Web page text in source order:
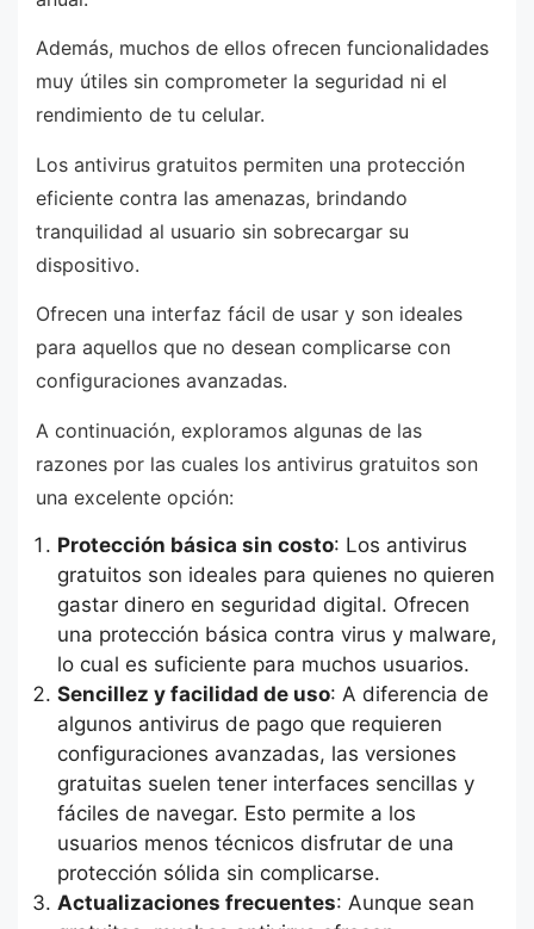
Además, muchos de ellos ofrecen funcionalidades
muy útiles sin comprometer la seguridad ni el
rendimiento de tu celular.
Los antivirus gratuitos permiten una protección
eficiente contra las amenazas, brindando
tranquilidad al usuario sin sobrecargar su
dispositivo.
Ofrecen una interfaz fácil de usar y son ideales
para aquellos que no desean complicarse con
configuraciones avanzadas.
A continuación, exploramos algunas de las
razones por las cuales los antivirus gratuitos son
una excelente opción:
Protección básica sin costo: Los antivirus
gratuitos son ideales para quienes no quieren
gastar dinero en seguridad digital. Ofrecen
una protección básica contra virus y malware,
lo cual es suficiente para muchos usuarios.
Sencillez y facilidad de uso: A diferencia de
algunos antivirus de pago que requieren
configuraciones avanzadas, las versiones
gratuitas suelen tener interfaces sencillas y
fáciles de navegar. Esto permite a los
usuarios menos técnicos disfrutar de una
protección sólida sin complicarse.
Actualizaciones frecuentes: Aunque sean